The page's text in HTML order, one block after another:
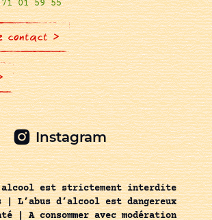
01 59 55
contact >
Instagram
est strictement interdite
| L’abus d’alcool est dangereux
| A consommer avec modération